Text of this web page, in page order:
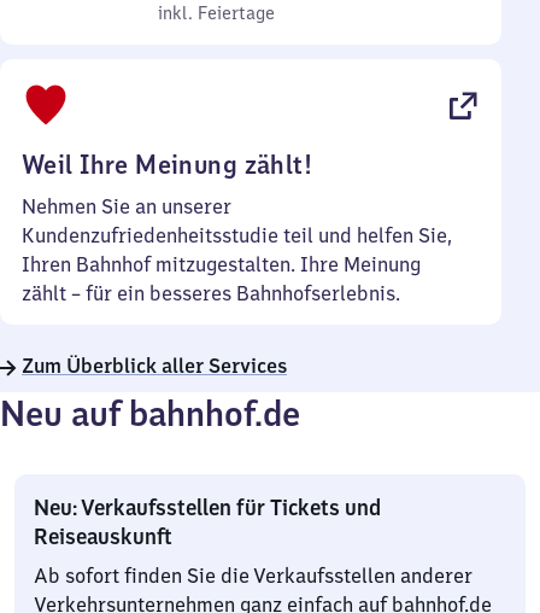
inkl. Feiertage
7
inkl. Feiertage
Weil Ihre Meinung zählt!
Nehmen Sie an unserer
Kundenzufriedenheitsstudie teil und helfen Sie,
Ihren Bahnhof mitzugestalten. Ihre Meinung
zählt – für ein besseres Bahnhofserlebnis.
Zum Überblick aller Services
Neu auf bahnhof.de
Neu: Verkaufsstellen für Tickets und
Reiseauskunft
Ab sofort finden Sie die Verkaufsstellen anderer
Verkehrsunternehmen ganz einfach auf bahnhof.de